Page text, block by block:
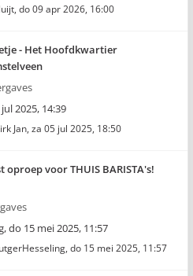
, do 09 apr 2026, 16:00
- Het Hoofdkwartier
2025, 14:39
Jan, za 05 jul 2025, 18:50
oproep voor THUIS BARISTA's!
,do 15 mei 2025, 11:57
, do 15 mei 2025, 11:57